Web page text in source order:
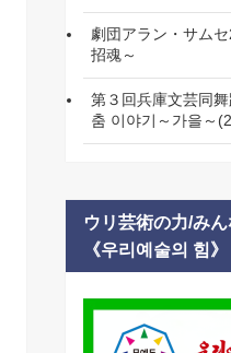
劇団アラン・サム
招魂～
第３回兵庫文芸同
춤 이야기～가을～
ウリ芸術の力/み
《우리예술의 힘》